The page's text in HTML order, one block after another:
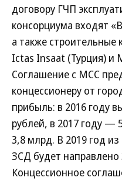
договору ГЧП
консорциума входят
а также
Ictas Insaat (Турция) и
Соглашение с МСС
концессионеру от
прибыль: в 2016 году
рублей, в 2017 году —
3,8 млрд. В 2019 год
ЗСД будет
Концессионное